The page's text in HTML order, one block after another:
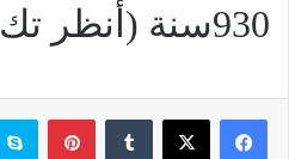
930سنة (أنظر تك 5، تك 9: 29).